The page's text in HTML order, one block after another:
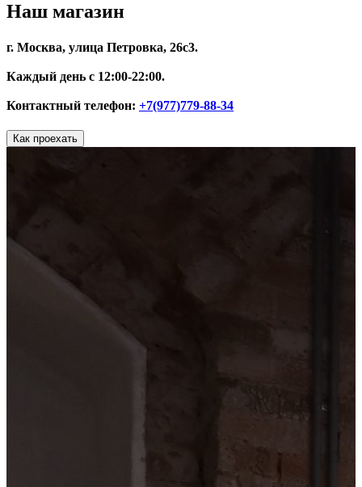
Наш магазин
г. Москва, улица Петровка, 26с3.
Каждый день с 12:00-22:00.
Контактный телефон: +7(977)779-88-34
Как проехать